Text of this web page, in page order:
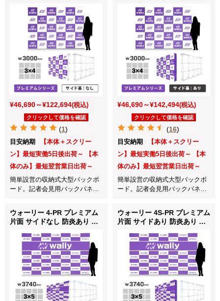
¥46,690～¥122,694(税込)
クリックして価格を確認
(1)
目安納期
【本体＋スクリー
ン】最短実働5日後出荷～ 【本
体のみ】最短翌営業日出荷～
簡単設営の収納式大型バックボ
ード。記者会見用バックパネル
¥46,690～¥142,494(税込)
クリックして価格を確認
(16)
目安納期
【本体＋スクリー
ン】最短実働5日後出荷～ 【本
体のみ】最短翌営業日出荷～
簡単設営の収納式大型バックボ
ード。記者会見用バックパネル
ウォーリー 4-PR プレミアム
片面 サイドなし 防炎あり つ
ウォーリー 4S-PR プレミアム
片面 サイドあり 防炎あり つ